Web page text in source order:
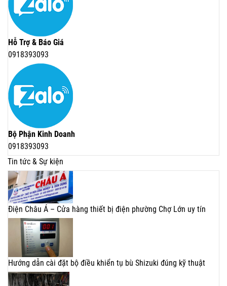
Hỗ Trợ & Báo Giá
0918393093
Bộ Phận Kinh Doanh
0918393093
Tin tức & Sự kiện
Điện Châu Á – Cửa hàng thiết bị điện phường Chợ Lớn uy tín
Hướng dẫn cài đặt bộ điều khiển tụ bù Shizuki đúng kỹ thuật